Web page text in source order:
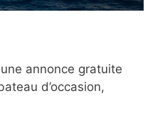
annonce gratuite
d’occasion,